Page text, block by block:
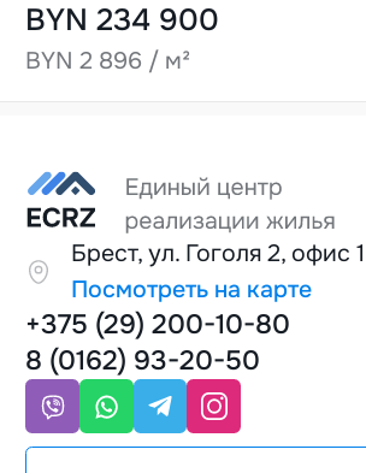
BYN 234 900
BYN 2 896 / м²
Брест, ул. Гоголя 2, офис 1
Посмотреть на карте
+375 (29) 200-10-80
8 (0162) 93-20-50